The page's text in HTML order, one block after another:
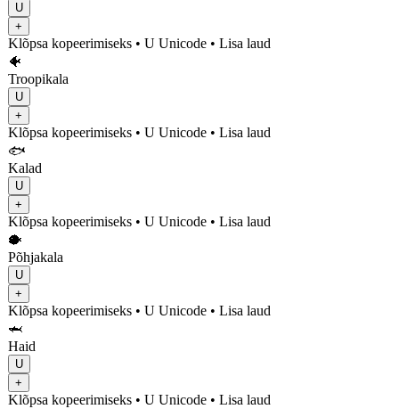
U
+
Klõpsa kopeerimiseks • U Unicode • Lisa laud
🐠
Troopikala
U
+
Klõpsa kopeerimiseks • U Unicode • Lisa laud
🐟
Kalad
U
+
Klõpsa kopeerimiseks • U Unicode • Lisa laud
🐡
Põhjakala
U
+
Klõpsa kopeerimiseks • U Unicode • Lisa laud
🦈
Haid
U
+
Klõpsa kopeerimiseks • U Unicode • Lisa laud